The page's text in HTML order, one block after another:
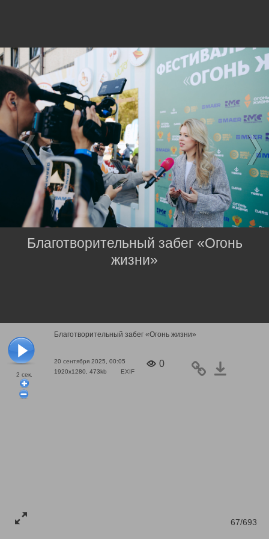
2 сек.
Благотворительный забег «Огонь жизни»
20 сентября 2025, 00:05
1920x1280, 473kb
EXIF
0
67/693
Благотворительный забег «Огонь
жизни»